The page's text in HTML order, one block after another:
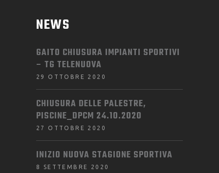
NEWS
GAITO CHIUSURA IMPIANTI SPORTIVI
– TG TELENUOVA
29 OTTOBRE 2020
CHIUSURA DELLE PALESTRE,
PISCINE_DPCM 24.10.2020
27 OTTOBRE 2020
INIZIO NUOVA STAGIONE SPORTIVA
8 SETTEMBRE 2020